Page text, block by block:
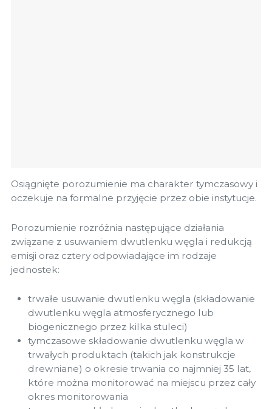
Osiągnięte porozumienie ma charakter tymczasowy i
oczekuje na formalne przyjęcie przez obie instytucje.
Porozumienie rozróżnia następujące działania
związane z usuwaniem dwutlenku węgla i redukcją
emisji oraz cztery odpowiadające im rodzaje
jednostek:
trwałe usuwanie dwutlenku węgla (składowanie
dwutlenku węgla atmosferycznego lub
biogenicznego przez kilka stuleci)
tymczasowe składowanie dwutlenku węgla w
trwałych produktach (takich jak konstrukcje
drewniane) o okresie trwania co najmniej 35 lat,
które można monitorować na miejscu przez cały
okres monitorowania